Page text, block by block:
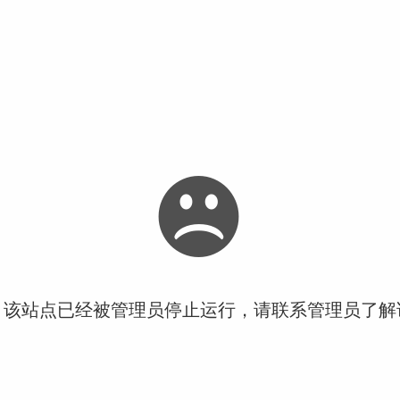
站点已经被管理员停止运行，请联系管理员了